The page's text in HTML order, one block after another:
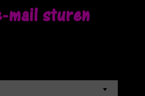
mail sturen